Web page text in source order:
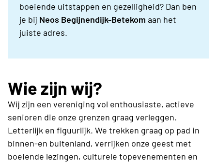
boeiende uitstappen en gezelligheid? Dan ben
je bij Neos Begijnendijk-Betekom aan het
juiste adres.
Wie zijn wij?
Wij zijn een vereniging vol enthousiaste, actieve
senioren die onze grenzen graag verleggen.
Letterlijk en figuurlijk. We trekken graag op pad in
binnen-en buitenland, verrijken onze geest met
boeiende lezingen, culturele topevenementen en